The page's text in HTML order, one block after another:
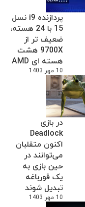
پردازنده i9 نسل
15 با 24 هسته،
ضعیف تر از
9700X هشت
هسته ای AMD
10 مهر 1403
در بازی
Deadlock
اکنون متقلبان
می‌توانند در
حین بازی به
یک قورباغه
تبدیل شوند
10 مهر 1403